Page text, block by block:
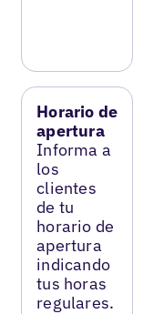
Horario de
apertura
Informa a
los
clientes
de tu
horario de
apertura
indicando
tus horas
regulares.